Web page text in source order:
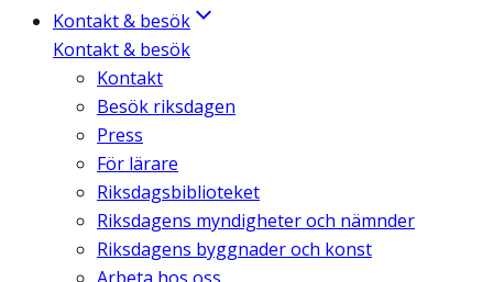
Kontakt & besök
Kontakt & besök
Kontakt
Besök riksdagen
Press
För lärare
Riksdagsbiblioteket
Riksdagens myndigheter och nämnder
Riksdagens byggnader och konst